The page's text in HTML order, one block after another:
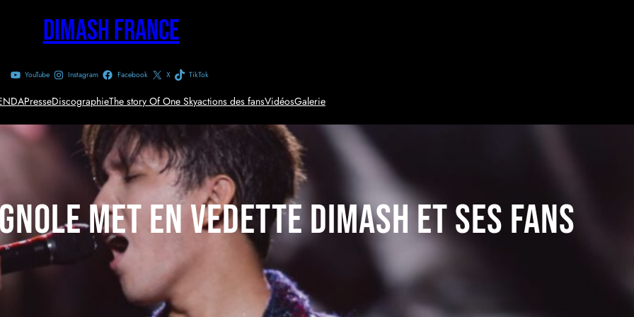
Dimash France
YouTube Instagram Facebook X TikTok
PresseDiscographieThe story Of One Skyactions des fansVidéosGalerie
met en vedette Dimash et ses fans